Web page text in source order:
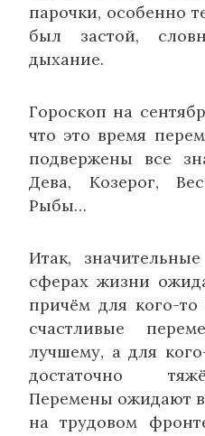
парочки, особенно
был застой,
дыхание.
Гороскоп на
что это время
подвержены все
Дева, Козерог,
Рыбы…
Итак,
сферах жизни
причём для кого-
счастливые
лучшему, а для
достаточно
Перемены ожидают
на трудовом